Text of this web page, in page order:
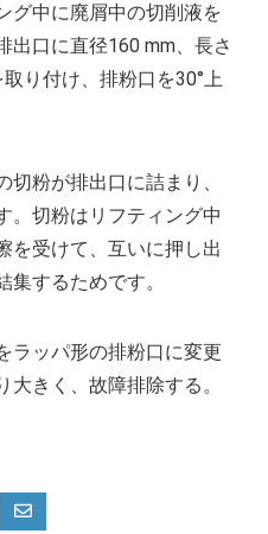
グ中に廃屑中の切削液を
出口に直径160 mm、長さ
り付け、排粉口を30°上
粉が排出口に詰まり、
。切粉はリフティング中
を受けて、互いに押し出
集するためです。
ラッパ形の排粉口に変更
大きく、故障排除する。